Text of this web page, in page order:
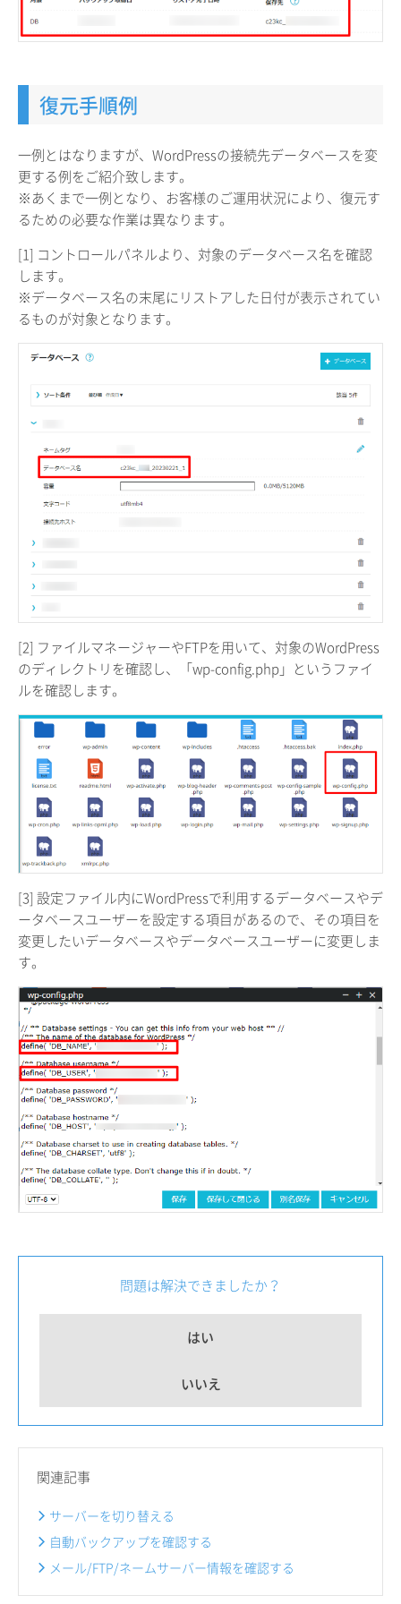
復元手順例
一例とはなりますが、WordPressの接続先データベースを変
更する例をご紹介致します。
※あくまで一例となり、お客様のご運用状況により、復元す
るための必要な作業は異なります。
[1] コントロールパネルより、対象のデータベース名を確認
します。
※データベース名の末尾にリストアした日付が表示されてい
るものが対象となります。
[2] ファイルマネージャーやFTPを用いて、対象のWordPress
のディレクトリを確認し、「wp-config.php」というファイ
ルを確認します。
[3] 設定ファイル内にWordPressで利用するデータベースやデ
ータベースユーザーを設定する項目があるので、その項目を
変更したいデータベースやデータベースユーザーに変更しま
す。
問題は解決できましたか？
はい
いいえ
関連記事
サーバーを切り替える
自動バックアップを確認する
メール/FTP/ネームサーバー情報を確認する